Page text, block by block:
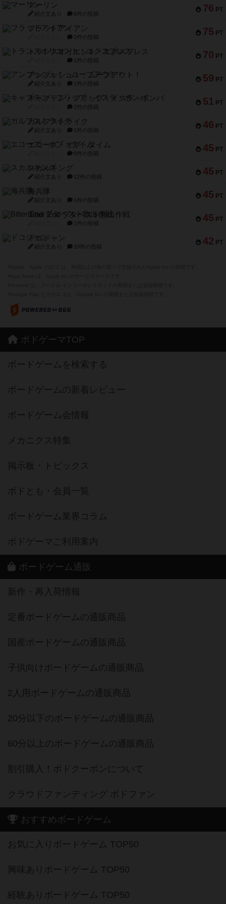
76 PT
マーリン
紹介文あり 6件の投稿
75 PT
フラットアイアン
2件の投稿
70 PT
トランスオリエント・エクスプレス
1件の投稿
59 PT
アンブッシュ！：ムーブアウト！
紹介文あり 1件の投稿
51 PT
キャプテン・フリップ：イスラ・ボンバ
2件の投稿
46 PT
ガルフストライク
紹介文あり 1件の投稿
45 PT
エコーズ・オブ・タイム
8件の投稿
45 PT
スカルキング
紹介文あり 12件の投稿
45 PT
海兵隊
紹介文あり 1件の投稿
45 PT
Bitter End ブタペスト救出作戦
1件の投稿
42 PT
ドコジャン
紹介文あり 10件の投稿
ボドゲーマTOP
ボードゲームを検索する
ボードゲームの新着レビュー
ボードゲーム会情報
メカニクス特集
掲示板・トピックス
ボドとも・会員一覧
ボードゲーム業界コラム
ボドゲーマご利用案内
ボードゲーム通販
新作・再入荷情報
定番ボードゲームの通販商品
国産ボードゲームの通販商品
子供向けボードゲームの通販商品
2人用ボードゲームの通販商品
20分以下のボードゲームの通販商品
60分以上のボードゲームの通販商品
割引購入！ボドクーポンについて
クラウドファンディング ボドファン
おすすめボードゲーム
お気に入りボードゲーム TOP50
興味ありボードゲーム TOP50
経験ありボードゲーム TOP50